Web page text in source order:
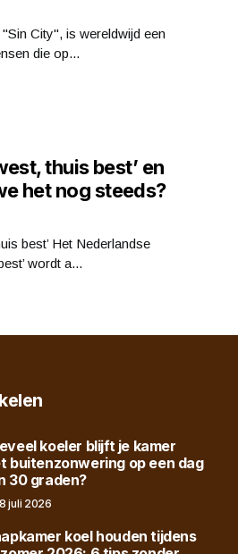
City", is wereldwijd een
die op...
thuis best’ en
het nog steeds?
best’ Het Nederlandse
wordt a...
koeler blijft je kamer
buitenzonwering op een dag
30 graden?
juli 2026
koel houden tijdens